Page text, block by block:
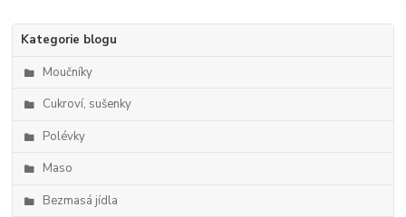
Kategorie blogu
Moučníky
Cukroví, sušenky
Polévky
Maso
Bezmasá jídla